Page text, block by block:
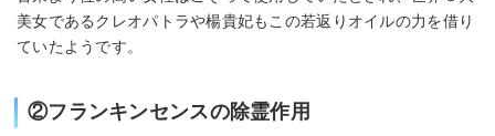
美女であるクレオパトラや楊貴妃もこの若返りオイルの力を借り
ていたようです。
②フランキンセンスの除霊作用